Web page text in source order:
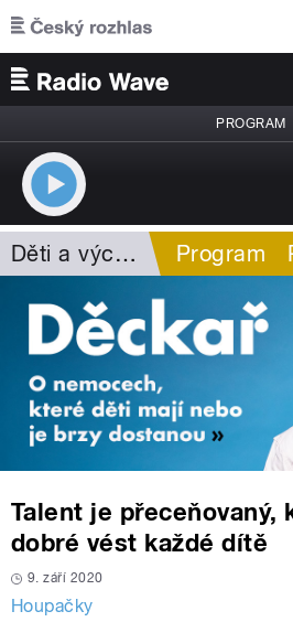
Přejít k hlavnímu obsahu
PROGRAM
Děti a výchova Program
Talent je přeceňovaný,
dobré vést každé dítě
9. září 2020
Houpačky